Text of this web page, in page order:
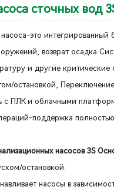
сточных вод
это
возврат осадка
и другие
остановкой,
с ПЛК и облачными
поддержка
насосов 3S
остановкой:
насосы в